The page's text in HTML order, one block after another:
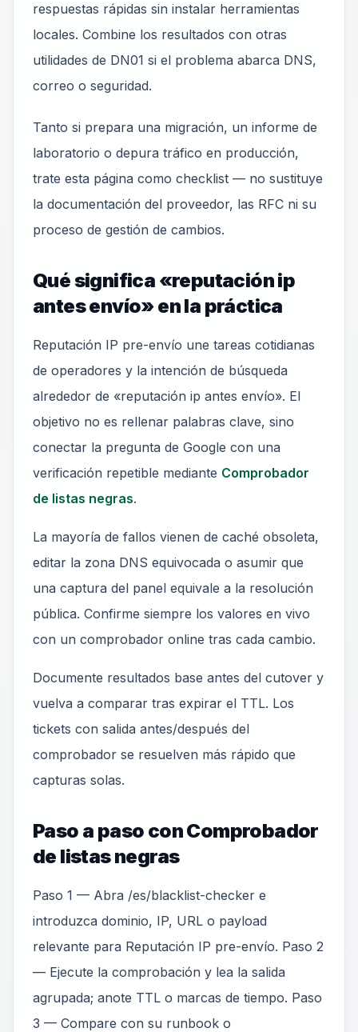
respuestas rápidas sin instalar herramientas
locales. Combine los resultados con otras
utilidades de DN01 si el problema abarca DNS,
correo o seguridad.
Tanto si prepara una migración, un informe de
laboratorio o depura tráfico en producción,
trate esta página como checklist — no sustituye
la documentación del proveedor, las RFC ni su
proceso de gestión de cambios.
Qué significa «reputación ip
antes envío» en la práctica
Reputación IP pre-envío une tareas cotidianas
de operadores y la intención de búsqueda
alrededor de «reputación ip antes envío». El
objetivo no es rellenar palabras clave, sino
conectar la pregunta de Google con una
verificación repetible mediante Comprobador
de listas negras.
La mayoría de fallos vienen de caché obsoleta,
editar la zona DNS equivocada o asumir que
una captura del panel equivale a la resolución
pública. Confirme siempre los valores en vivo
con un comprobador online tras cada cambio.
Documente resultados base antes del cutover y
vuelva a comparar tras expirar el TTL. Los
tickets con salida antes/después del
comprobador se resuelven más rápido que
capturas solas.
Paso a paso con Comprobador
de listas negras
Paso 1 — Abra /es/blacklist-checker e
introduzca dominio, IP, URL o payload
relevante para Reputación IP pre-envío. Paso 2
— Ejecute la comprobación y lea la salida
agrupada; anote TTL o marcas de tiempo. Paso
3 — Compare con su runbook o